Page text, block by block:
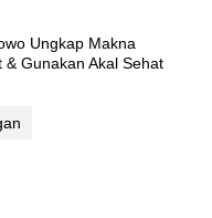
Ungkap Makna
Gunakan Akal Sehat